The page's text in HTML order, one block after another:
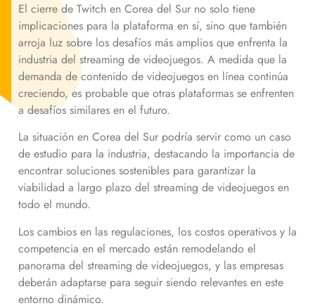
El cierre de Twitch en Corea del Sur no solo tiene
implicaciones para la plataforma en sí, sino que también
arroja luz sobre los desafíos más amplios que enfrenta la
industria del streaming de videojuegos. A medida que la
demanda de contenido de videojuegos en línea continúa
creciendo, es probable que otras plataformas se enfrenten
a desafíos similares en el futuro.
La situación en Corea del Sur podría servir como un caso
de estudio para la industria, destacando la importancia de
encontrar soluciones sostenibles para garantizar la
viabilidad a largo plazo del streaming de videojuegos en
todo el mundo.
Los cambios en las regulaciones, los costos operativos y la
competencia en el mercado están remodelando el
panorama del streaming de videojuegos, y las empresas
deberán adaptarse para seguir siendo relevantes en este
entorno dinámico.